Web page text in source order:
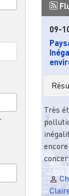
09-
Très
encore